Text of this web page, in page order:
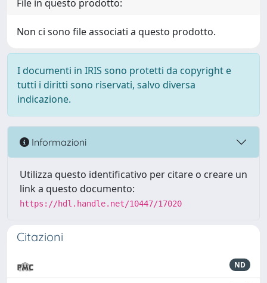
File in questo prodotto:
Non ci sono file associati a questo prodotto.
I documenti in IRIS sono protetti da copyright e
tutti i diritti sono riservati, salvo diversa
indicazione.
Informazioni
Utilizza questo identificativo per citare o creare un
link a questo documento:
https://hdl.handle.net/10447/17020
Citazioni
ND